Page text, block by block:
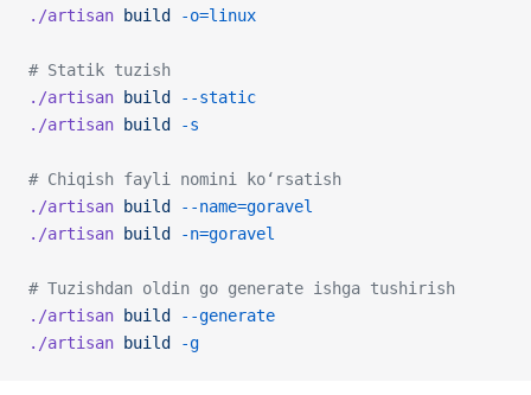
./artisan build -o=linux
# Statik tuzish
./artisan build
--static
./artisan build -s
# Chiqish fayli nomini ko‘rsatish
./artisan build
--name=goravel
./artisan build -n=goravel
# Tuzishdan oldin go generate ishga tushirish
./artisan build
--generate
./artisan build -g